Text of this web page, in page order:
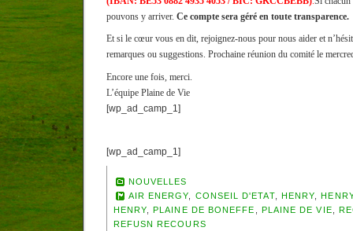
pouvons y arriver. Ce compte sera géré en toute transparence.
Et si le cœur vous en dit, rejoignez-nous pour nous aider et
remarques ou suggestions. Prochaine réunion du comité le
Encore une fois, merci.
L’équipe Plaine de Vie
[wp_ad_camp_1]
[wp_ad_camp_1]
NOUVELLES
AIR ENERGY
CONSEIL D'ETAT, HENRY ,
HENRY,PLAINE DE BONEFFE PLAINE DE VIE
REFUSN RECOURS